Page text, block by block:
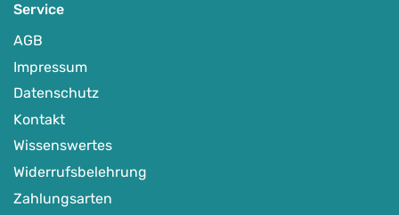
| Vogtsburg i.K. | Pforzheim | Nagold | Dein Wunschort
- Auf Karte anzeigen
Service
AGB
Impressum
Datenschutz
Kontakt
Wissenswertes
Widerrufsbelehrung
Zahlungsarten